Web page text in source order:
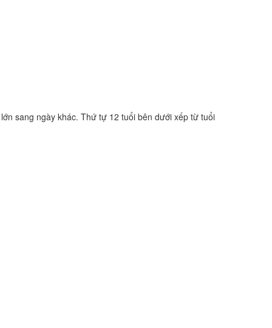
sang ngày khác. Thứ tự 12 tuổi bên dưới xếp từ tuổi